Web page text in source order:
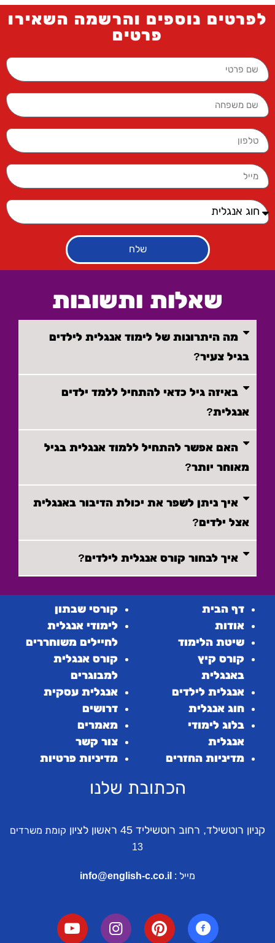
לפרטים נוספים והרשמה השאירו
פרטים
שלח
שאלות ותשובות
מה היתרונות של לימוד אנגלית לילדים
בגיל צעיר?
באיזה גיל כדאי להתחיל ללמד ילדים
אנגלית?
האם אפשר להתחיל ללמוד אנגלית בגיל
מאוחר יותר?
איך ניתן לשפר את יכולת הדיבור באנגלית
אצל ילדים?
איך לבחור קורס אנגלית לילדים?
דף הבית
אודות
שיטת הלימוד
קורס קיץ
באנגלית
אנגלית לילדים
חוג אנגלית
בלוג לימודי
אנגלית
מדיניות החזרים
קורסי שבתון
לימודי אנגלית
לחיילים משוחררים
קורס אנגלית
למבוגרים
אנגלית עסקית
דרושים
מאמרים
צור קשר
מדיניות פרטיות
הכתובת שלנו
קניון רוטשילד, רחוב רוטשיליד 45 ראשון לציון
קומת משרדים
13
מייל : info@english-c.co.il